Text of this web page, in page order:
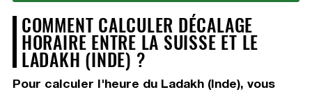
COMMENT CALCULER DÉCALAGE
HORAIRE ENTRE LA SUISSE ET LE
LADAKH (INDE) ?
Pour calculer l'heure du Ladakh (Inde), vous